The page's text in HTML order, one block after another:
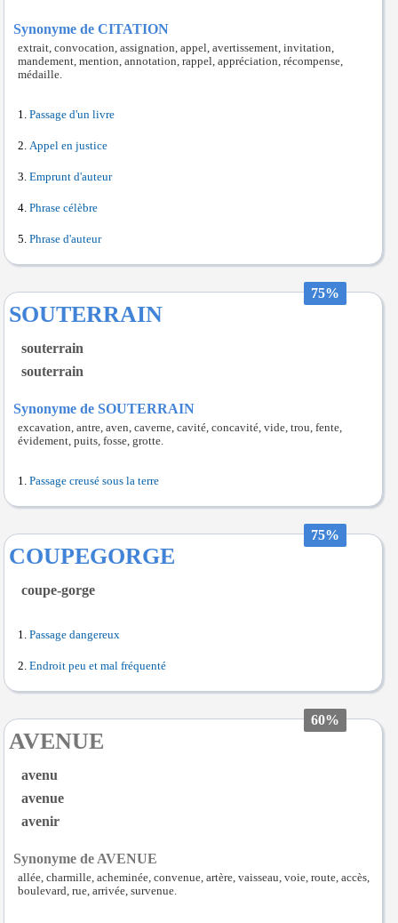
Synonyme de CITATION
extrait, convocation, assignation, appel, avertissement, invitation,
mandement, mention, annotation, rappel, appréciation, récompense,
médaille.
Passage d'un livre
Appel en justice
Emprunt d'auteur
Phrase célèbre
Phrase d'auteur
75%
SOUTERRAIN
souterrain
souterrain
Synonyme de SOUTERRAIN
excavation, antre, aven, caverne, cavité, concavité, vide, trou, fente,
évidement, puits, fosse, grotte.
Passage creusé sous la terre
75%
COUPEGORGE
coupe-gorge
Passage dangereux
Endroit peu et mal fréquenté
60%
AVENUE
avenu
avenue
avenir
Synonyme de AVENUE
allée, charmille, acheminée, convenue, artère, vaisseau, voie, route, accès,
boulevard, rue, arrivée, survenue.